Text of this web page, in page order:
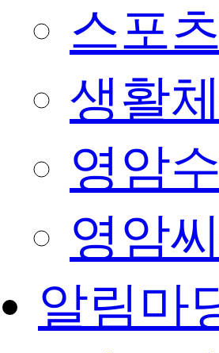
스포
생활
영암
영암
알림마